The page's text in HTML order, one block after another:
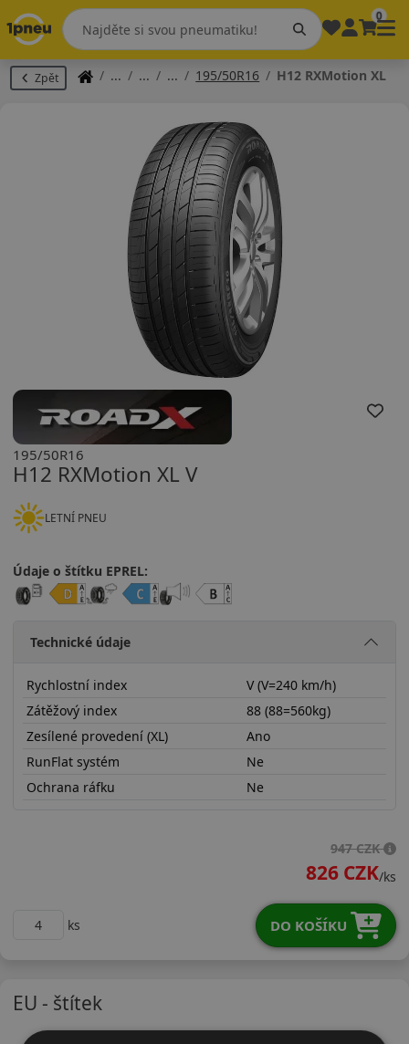
0
Zpět 195/50R16 H12 RXMotion XL
H12 RXMotion XL V
195/50R16
LETNÍ PNEU
Údaje o štítku EPREL:
Technické údaje
Rychlostní index
V (V=240 km/h)
Zátěžový index
88 (88=560kg)
Zesílené provedení (XL)
Ano
RunFlat systém
Ne
Ochrana ráfku
Ne
947 CZK
826 CZK/ks
ks DO KOŠÍKU
EU - štítek